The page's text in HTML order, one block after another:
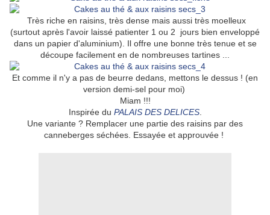
Très riche en raisins, très dense mais aussi très moelleux
(surtout après l'avoir laissé patienter 1 ou 2 jours bien enveloppé
dans un papier d'aluminium). Il offre une bonne très tenue et se
découpe facilement en de nombreuses tartines ...
Et comme il n'y a pas de beurre dedans, mettons le dessus ! (en
version demi-sel pour moi)
Miam !!!
Inspirée du PALAIS DES DELICES.
Une variante ? Remplacer une partie des raisins par des
canneberges séchées. Essayée et approuvée !